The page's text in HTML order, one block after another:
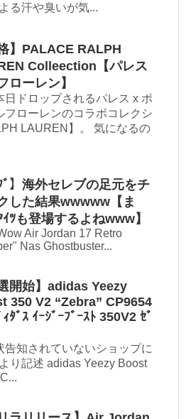
る汗や臭いが気...
】PALACE RALPH
Colleection【パレス
ローレン】
日ドロップされるパレス x ポ
フローレンのコラボコレクシ
LAUREN】。 気になるの
ﾌﾞ】海外セレブの足元をチ
した結果wwwww【ま
ｲﾂも登場するよねwww】
Air Jordan 17 Retro
Nas Ghostbuster...
選開始】adidas Yeezy
350 V2 “Zebra” CP9654
ｨﾀﾞｽ ｲｰｼﾞｰﾌﾞｰｽﾄ 350V2 ｾﾞ
知されていないショップに
り記述 adidas Yeezy Boost